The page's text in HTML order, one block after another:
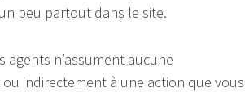
peu partout dans le site.
agents n’assument aucune
indirectement à une action que vous